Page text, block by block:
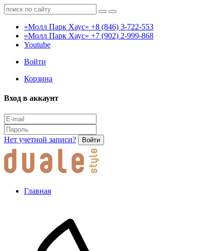
«Молл Парк Хаус» +8 (846) 3-722-553
«Молл Парк Хаус» +7 (902) 2-999-868
Youtube
Войти
Корзина
Вход в аккаунт
Нет учетной записи? Войти
Главная